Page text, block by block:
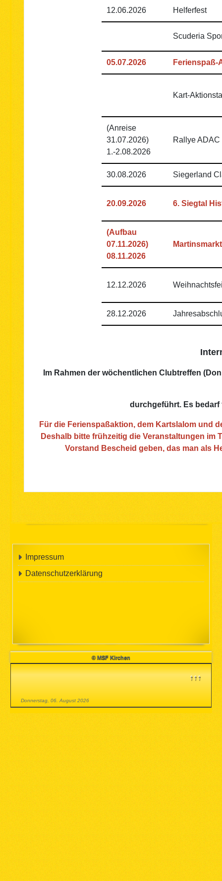
Impressum
Datenschutzerklärung
© MSF Kirchen
↑↑↑
Donnerstag, 06. August 2026
12.06.2026 Helferfest
Scuderia
05.07.2026 Ferienspaß-
Kart-
(Anreise
31.07.2026)
1.-2.08.2026
Rallye
30.08.2026 Siegerland
20.09.2026 6. Siegtal
(Aufbau
07.11.2026)
08.11.2026
12.12.2026
28.12.2026
Im Rahmen der wöchentlichen Clubtreffen
durchgeführt. Es
Für die Ferienspaßaktion, dem Kartslalom und
Deshalb bitte frühzeitig die Veranstaltungen im
Vorstand Bescheid geben, das man als